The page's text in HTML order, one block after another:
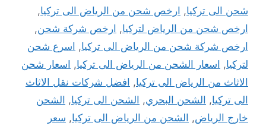
شحن الى تركيا, ارخص شحن من الرياض الى تركيا,
ارخص شحن من الرياض لتركيا, ارخص شركة شحن,
ارخص شركة شحن من الرياض الى تركيا, اسرع شحن
لتركيا, اسعار الشحن من الرياض الى تركيا, اسعار شحن
الاثاث من الرياض الى تركيا, افضل شركات نقل الاثاث
الى تركيا, الشحن البحري, الشحن الى تركيا, الشحن
خارج الرياض, الشحن من الرياض الى تركيا, سعر